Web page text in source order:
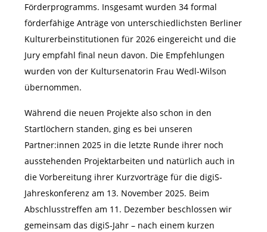
Förderprogramms. Insgesamt wurden 34 formal
förderfähige Anträge von unterschiedlichsten Berliner
Kulturerbeinstitutionen für 2026 eingereicht und die
Jury empfahl final neun davon. Die Empfehlungen
wurden von der Kultursenatorin Frau Wedl-Wilson
übernommen.
Während die neuen Projekte also schon in den
Startlöchern standen, ging es bei unseren
Partner:innen 2025 in die letzte Runde ihrer noch
ausstehenden Projektarbeiten und natürlich auch in
die Vorbereitung ihrer Kurzvorträge für die digiS-
Jahreskonferenz am 13. November 2025. Beim
Abschlusstreffen am 11. Dezember beschlossen wir
gemeinsam das digiS-Jahr – nach einem kurzen